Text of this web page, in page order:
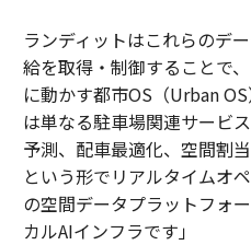
ランディットはこれらのデ
給を取得・制御することで
に動かす都市OS（Urban
は単なる駐車場関連サービ
予測、配車最適化、空間割
という形でリアルタイムオ
の空間データプラットフォ
カルAIインフラです」